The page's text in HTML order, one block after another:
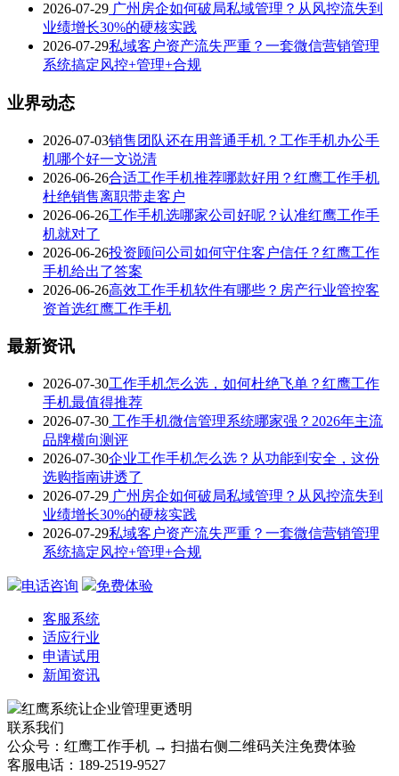
2026-07-29 广州房企如何破局私域管理？从风控流失到
业绩增长30%的硬核实践
2026-07-29私域客户资产流失严重？一套微信营销管理
系统搞定风控+管理+合规
业界动态
2026-07-03销售团队还在用普通手机？工作手机办公手
机哪个好一文说清
2026-06-26合适工作手机推荐哪款好用？红鹰工作手机
杜绝销售离职带走客户
2026-06-26工作手机选哪家公司好呢？认准红鹰工作手
机就对了
2026-06-26投资顾问公司如何守住客户信任？红鹰工作
手机给出了答案
2026-06-26高效工作手机软件有哪些？房产行业管控客
资首选红鹰工作手机
最新资讯
2026-07-30工作手机怎么选，如何杜绝飞单？红鹰工作
手机最值得推荐
2026-07-30 工作手机微信管理系统哪家强？2026年主流
品牌横向测评
2026-07-30企业工作手机怎么选？从功能到安全，这份
选购指南讲透了
2026-07-29 广州房企如何破局私域管理？从风控流失到
业绩增长30%的硬核实践
2026-07-29私域客户资产流失严重？一套微信营销管理
系统搞定风控+管理+合规
电话咨询 免费体验
客服系统
适应行业
申请试用
新闻资讯
红鹰系统让企业管理更透明
联系我们
公众号：红鹰工作手机 → 扫描右侧二维码关注免费体验
客服电话：189-2519-9527